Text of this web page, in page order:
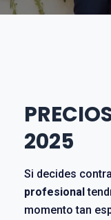
2025
Si decides
profesional
momento tan